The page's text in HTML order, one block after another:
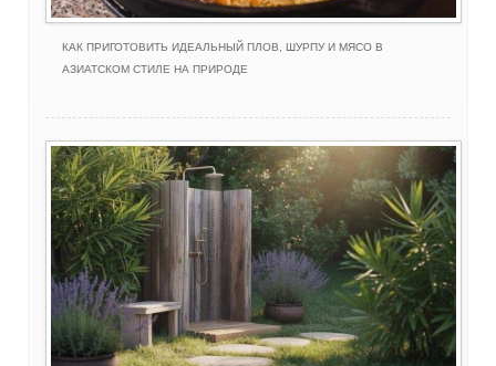
КАК ПРИГОТОВИТЬ ИДЕАЛЬНЫЙ ПЛОВ, ШУРПУ И МЯСО В
АЗИАТСКОМ СТИЛЕ НА ПРИРОДЕ